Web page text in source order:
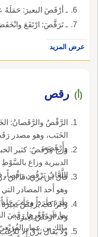
ـ أرْقَصَ البعيرَ: حَمَلَهُ
ـ تَرَقَّصَ: ارْتَفَعَ
عرض المزيد
(أ) رقص
الرَّقْصُ والرَّقَصانُ:
الخَبَب، وهو مصدر
وأَرْقَصَه.
ورج مِرْقَصٌ: كثير
الدبيرية وزاغ
اللَّعَّابُ يَرْقُص رَقْصاً،
قال ابن بري: قا
وهو أَحد المصادر
طَرَدَ طَرَداً وحَلَبَ
بما في قَعْرِها رَقَصَ
مالك بن عمار
والراكب يُرقِصُ بَعِيرَهُ
وقد أَرْقَصَ بَعِيرَه.
ولا يقال يَرْقُ إِلا